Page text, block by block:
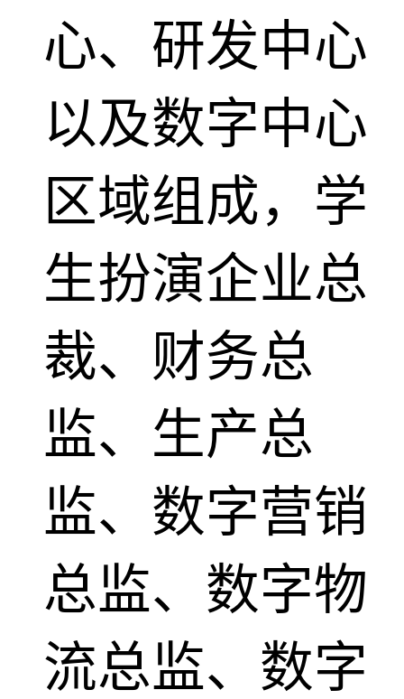
心、研发中心
以及数字中心
区域组成，学
生扮演企业总
裁、财务总
监、生产总
监、数字营销
总监、数字物
流总监、数字